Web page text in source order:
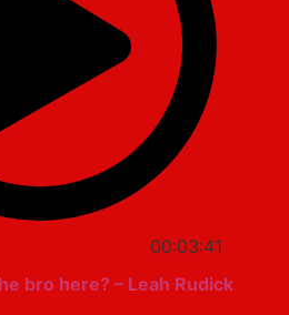
00:03:41
the bro here? – Leah Rudick